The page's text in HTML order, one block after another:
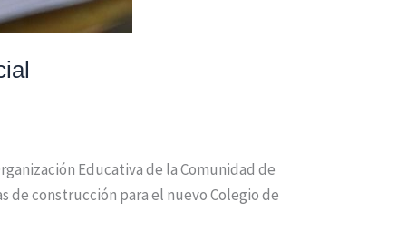
Educativa de la Comunidad de
de construcción para el nuevo Colegio de